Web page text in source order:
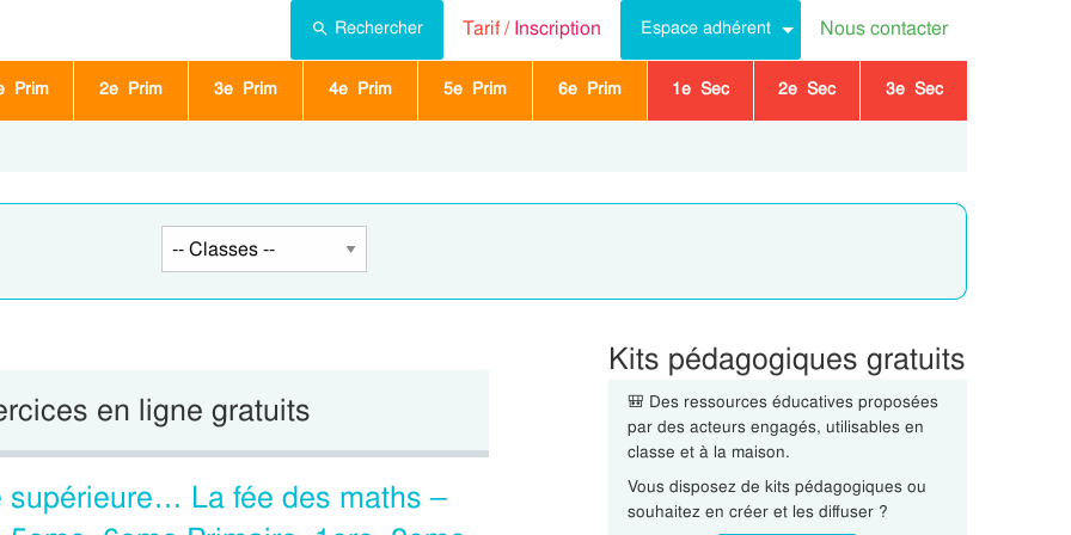
Rechercher Tarif /Inscription Espace adhérent Nous contacter
Prim 2e Prim 3e Prim 4e Prim 5e Prim 6e Prim 1e Sec 2e Sec 3e Sec
en ligne gratuits
La fée des maths –
Kits pédagogiques gratuits
🎒 Des ressources éducatives proposées
par des acteurs engagés, utilisables en
classe et à la maison.
Vous disposez de kits pédagogiques ou
souhaitez en créer et les diffuser ?